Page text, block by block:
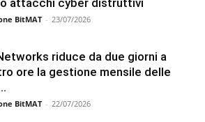
BitMAT - 23/07/2026
riduce da due giorni a
ore la gestione mensile delle
BitMAT - 22/07/2026